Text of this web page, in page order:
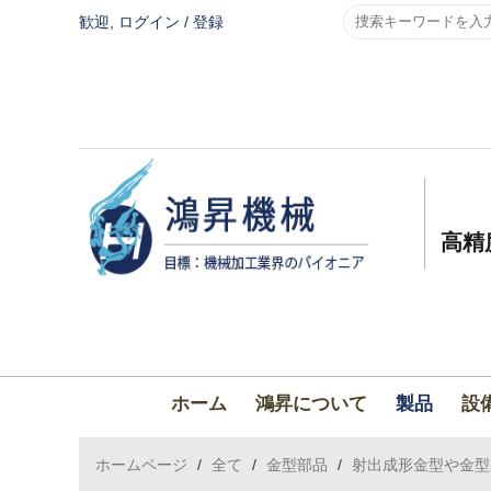
歓迎, ログイン / 登録
高精
ホーム 鴻昇について 製品 設
ホームページ / 全て / 金型部品 / 射出成形金型や金